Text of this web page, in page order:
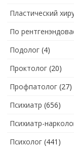
Пластический
По
Подолог (4)
Проктолог (20)
Профпатолог (27)
Психиатр (656)
Психиатр-
Психолог (441)